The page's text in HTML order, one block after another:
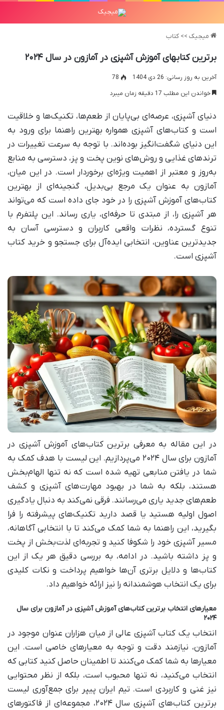
میجیک >> کتاب
برترین کتابهای آموزش آشپزی در آمازون در سال ۲۰۲۴
آخرین به روز رسانی: 26 دی 1404
78
خواندن این مطلب 17 دقیقه زمان میبرد
دنیای آشپزی، عرصه‌ای بی‌پایان از طعم‌ها، تکنیک‌ها و خلاقیت
است و کتاب‌های آشپزی همواره بهترین راهنما برای ورود به
این دنیای شگفت‌انگیز بوده‌اند. با توجه به سرعت تغییرات در
ترندهای غذایی و روش‌های نوین پخت و پز، دسترسی به منابع
به‌روز و معتبر از اهمیت ویژه‌ای برخوردار است. در این میان،
آمازون به عنوان یک مرجع بی‌بدیل، گنجینه‌ای از بهترین
کتاب‌های آموزش آشپزی را در خود جای داده است که می‌تواند
هر آشپزی را، از مبتدی تا حرفه‌ای، یاری رساند. این پلتفرم با
تنوع گسترده، نظرات واقعی کاربران و دسترسی آسان به
جدیدترین عناوین، انتخابی ایده‌آل برای جستجو و خرید کتاب
آشپزی است.
در این مقاله به معرفی برترین کتاب‌های آموزش آشپزی در
آمازون برای سال ۲۰۲۴ می‌پردازیم. این لیست با هدف کمک به
شما در یافتن منابعی تهیه شده است که نه تنها الهام‌بخش
هستند، بلکه به شما در بهبود مهارت‌های آشپزی و کشف
طعم‌های جدید یاری می‌رسانند. فرقی نمی‌کند به دنبال یادگیری
اصول اولیه هستید یا قصد دارید تکنیک‌های پیشرفته را فرا
بگیرید، این راهنما به شما کمک می‌کند تا با انتخابی آگاهانه،
مسیر آشپزی خود را شکوفا کنید و تجربه‌ای لذت‌بخش از پخت
و پز داشته باشید. در ادامه، به بررسی دقیق هر یک از این
کتاب‌ها و دلایل برتری آن‌ها خواهیم پرداخت و نکات کلیدی
برای یک انتخاب هوشمندانه را نیز ارائه خواهیم داد.
معیارهای انتخاب برترین کتاب‌های آموزش آشپزی در آمازون برای سال
۲۰۲۴
انتخاب یک کتاب آشپزی عالی از میان هزاران عنوان موجود در
آمازون، نیازمند دقت و توجه به معیارهای خاصی است. این
معیارها به شما کمک می‌کنند تا اطمینان حاصل کنید کتابی که
انتخاب می‌کنید، نه تنها محبوب است، بلکه از نظر محتوایی
نیز غنی و کاربردی است. تیم ایران پیپر برای جمع‌آوری لیست
برترین کتاب‌های آشپزی سال ۲۰۲۴، مجموعه‌ای از فاکتورهای